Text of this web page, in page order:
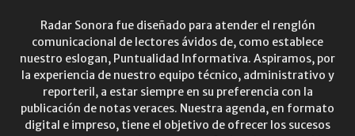
Radar Sonora fue diseñado para atender el renglón
comunicacional de lectores ávidos de, como establece
nuestro eslogan, Puntualidad Informativa. Aspiramos, por
la experiencia de nuestro equipo técnico, administrativo y
reporteril, a estar siempre en su preferencia con la
publicación de notas veraces. Nuestra agenda, en formato
digital e impreso, tiene el objetivo de ofrecer los sucesos